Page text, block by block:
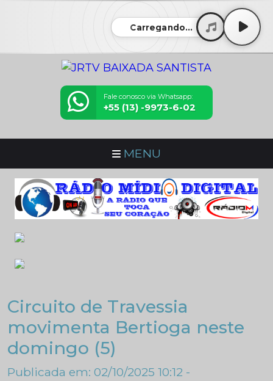
Carregando...
Fale conosco via Whatsapp:
+55 (13) -9973-6-02
MENU
Circuito de Travessia
movimenta Bertioga neste
domingo (5)
Publicada em: 02/10/2025 10:12 -